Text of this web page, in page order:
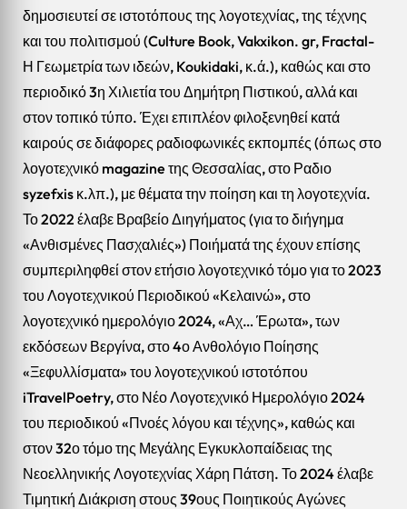
δημοσιευτεί σε ιστοτόπους της λογοτεχνίας, της τέχνης
και του πολιτισμού (Culture Book, Vakxikon. gr, Fractal-
Η Γεωμετρία των ιδεών, Koukidaki, κ.ά.), καθώς και στο
περιοδικό 3η Χιλιετία του Δημήτρη Πιστικού, αλλά και
στον τοπικό τύπο. Έχει επιπλέον φιλοξενηθεί κατά
καιρούς σε διάφορες ραδιοφωνικές εκπομπές (όπως στο
λογοτεχνικό magazine της Θεσσαλίας, στο Ραδιο
syzefxis κ.λπ.), με θέματα την ποίηση και τη λογοτεχνία.
Το 2022 έλαβε Βραβείο Διηγήματος (για το διήγημα
«Ανθισμένες Πασχαλιές») Ποιήματά της έχουν επίσης
συμπεριληφθεί στον ετήσιο λογοτεχνικό τόμο για το 2023
του Λογοτεχνικού Περιοδικού «Κελαινώ», στο
λογοτεχνικό ημερολόγιο 2024, «Αχ… Έρωτα», των
εκδόσεων Βεργίνα, στο 4ο Ανθολόγιο Ποίησης
«Ξεφυλλίσματα» του λογοτεχνικού ιστοτόπου
iTravelPoetry, στο Νέο Λογοτεχνικό Ημερολόγιο 2024
του περιοδικού «Πνοές λόγου και τέχνης», καθώς και
στον 32ο τόμο της Μεγάλης Εγκυκλοπαίδειας της
Νεοελληνικής Λογοτεχνίας Χάρη Πάτση. Το 2024 έλαβε
Τιμητική Διάκριση στους 39ους Ποιητικούς Αγώνες